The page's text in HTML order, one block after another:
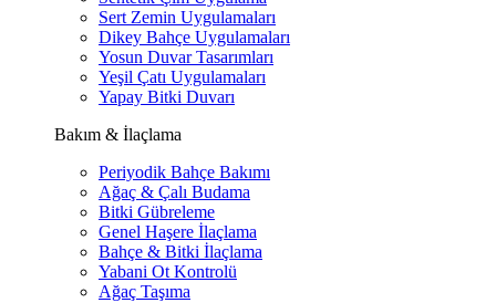
Sert Zemin Uygulamaları
Dikey Bahçe Uygulamaları
Yosun Duvar Tasarımları
Yeşil Çatı Uygulamaları
Yapay Bitki Duvarı
Bakım & İlaçlama
Periyodik Bahçe Bakımı
Ağaç & Çalı Budama
Bitki Gübreleme
Genel Haşere İlaçlama
Bahçe & Bitki İlaçlama
Yabani Ot Kontrolü
Ağaç Taşıma